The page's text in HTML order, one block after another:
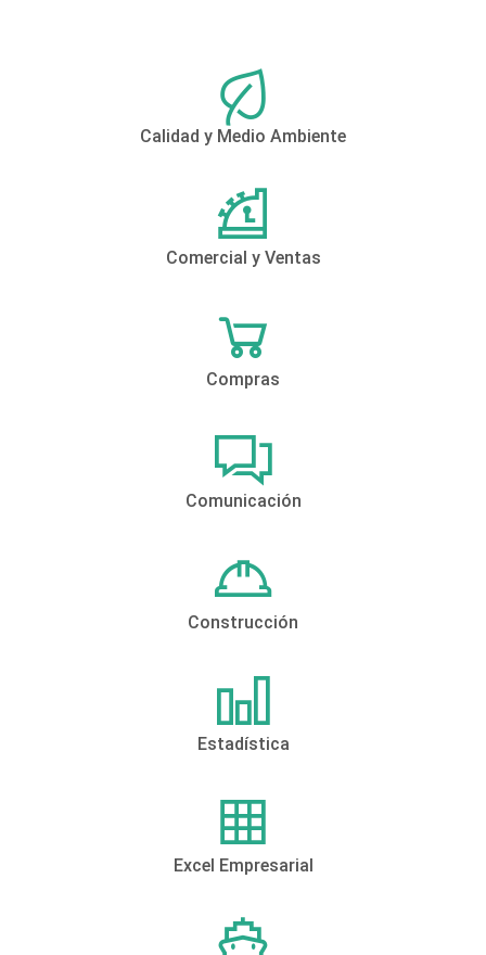
Calidad y Medio Ambiente
Comercial y Ventas
Compras
Comunicación
Construcción
Estadística
Excel Empresarial